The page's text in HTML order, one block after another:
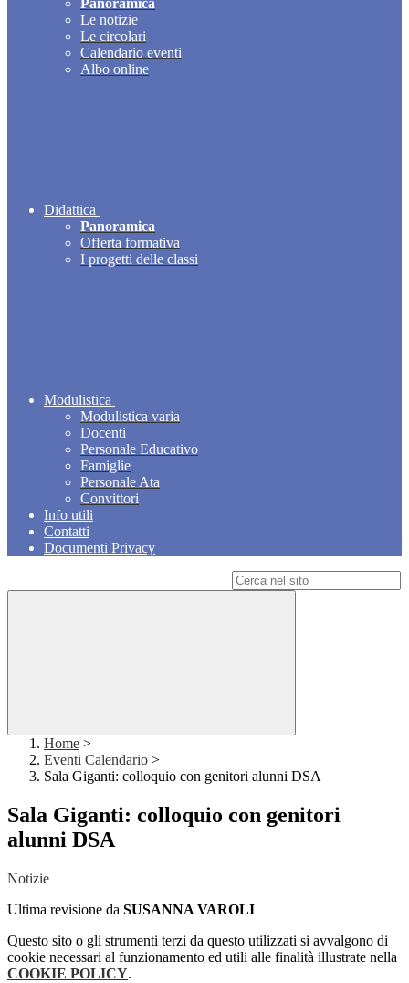
Panoramica
Le notizie
Le circolari
Calendario eventi
Albo online
Didattica
Panoramica
Offerta formativa
I progetti delle classi
Modulistica
Modulistica varia
Docenti
Personale Educativo
Famiglie
Personale Ata
Convittori
Info utili
Contatti
Documenti Privacy
Home >
Eventi Calendario >
Sala Giganti: colloquio con genitori alunni DSA
Sala Giganti: colloquio con genitori
alunni DSA
Notizie
Ultima revisione da SUSANNA VAROLI
Questo sito o gli strumenti terzi da questo utilizzati si avvalgono di
cookie necessari al funzionamento ed utili alle finalità illustrate nella
COOKIE POLICY.